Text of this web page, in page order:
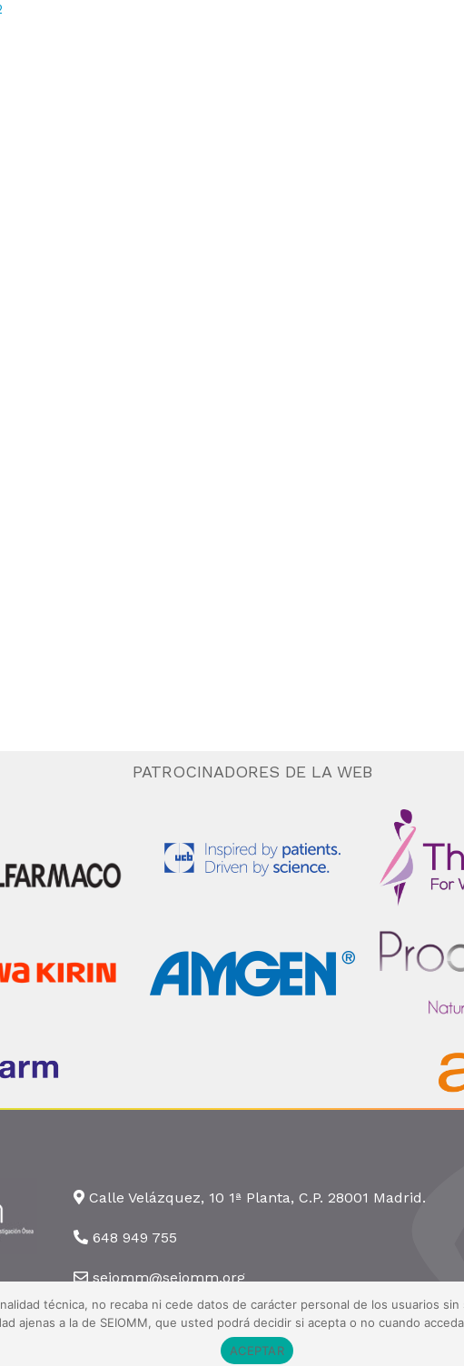
PATROCINADORES DE LA WEB
Calle Velázquez, 10 1ª Planta, C.P. 28001 Madrid.
648 949 755
seiomm@seiomm.org
SEIOMM. Todos los derechos reservados ·Aviso legal
técnica, no recaba ni cede datos de carácter personal de los usuarios
ajenas a la de SEIOMM, que usted podrá decidir si acepta o no cuando
ACEPTAR